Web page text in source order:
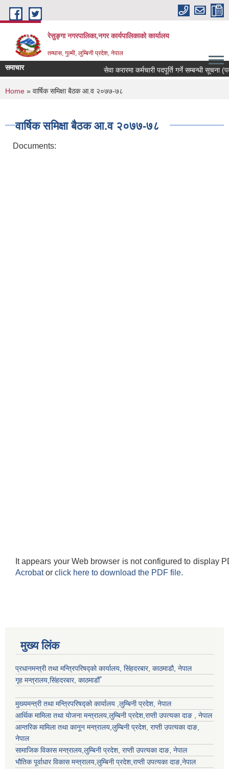
Skip to main content
रेसुङ्गा नगरपालिका,नगर कार्यपालिकाको कार्यालय
तम्घास, गुल्मी, लुम्बिनी प्रदेश, नेपाल
समाचार सेवा करारमा कर्मचारी पदपूर्ति गर्ने सम्बन्धी सूचना
You are here
Home » वार्षिक समिक्षा बैठक आ.व २०७७-७८
वार्षिक समिक्षा बैठक आ.व २०७७-७८
Documents:
It appears your Web browser is not configured to display
Acrobator click here to download the PDF file.
मुख्य लिंक
प्रधानमन्त्री तथा मन्त्रिपरिषद्को कार्यालय, सिंहदरबार, काठमाडौ, नेपाल
गृह मन्त्रालय,सिंहदरबार, काठमाडौँ
मुख्यमन्त्री तथा मन्त्रिपरिषद्को कार्यालय ,लुम्बिनी प्रदेश, नेपाल
आर्थिक मामिला तथा योजना मन्त्रालय,लुम्बिनी प्रदेश,राप्ती उपत्यका दाङ , नेपाल
आन्तरिक मामिला तथा कानून मन्त्रालय,लुम्बिनी प्रदेश, राप्ती उपत्यका दाङ,
नेपाल
सामाजिक विकास मन्त्रालय,लुम्बिनी प्रदेश, राप्ती उपत्यका दाङ, नेपाल
भौतिक पूर्वाधार विकास मन्त्रालय,लुम्बिनी प्रदेश,राप्ती उपत्यका दाङ,नेपाल